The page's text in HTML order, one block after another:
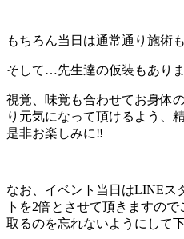
もちろん当日は通常通り施術
そして…先生達の仮装もありま
視覚、味覚も合わせてお身体
り元気になって頂けるよう、
是非お楽しみに‼️
なお、イベント当日はLINEス
トを2倍とさせて頂きますの
取るのを忘れないようにして